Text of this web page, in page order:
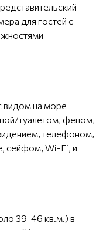
для гостей с
видом на море
туалетом, феном,
телефоном,
сейфом, Wi-Fi, и
39-46 кв.м.) в